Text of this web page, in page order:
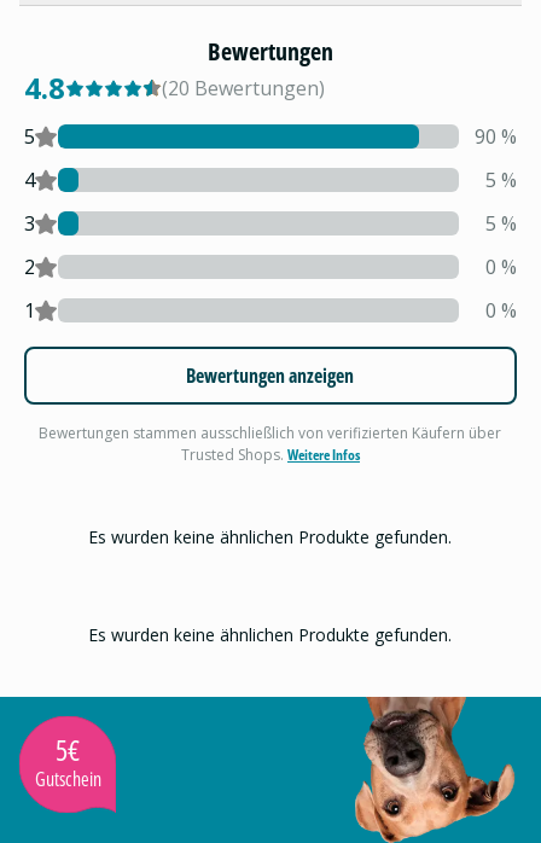
Bewertungen
4.8 (20 Bewertungen)
5
90 %
4
5 %
3
5 %
2
0 %
1
0 %
Bewertungen anzeigen
Bewertungen stammen ausschließlich von verifizierten Käufern über
Trusted Shops. Weitere Infos
Es wurden keine ähnlichen Produkte gefunden.
Es wurden keine ähnlichen Produkte gefunden.
5€
Gutschein